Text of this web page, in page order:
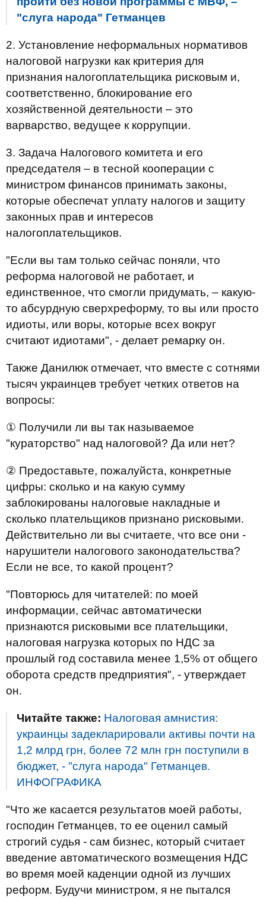
"слуга народа" Гетманцев
2. Установление неформальных нормативов
налоговой нагрузки как критерия для
признания налогоплательщика рисковым и,
соответственно, блокирование его
хозяйственной деятельности – это
варварство, ведущее к коррупции.
3. Задача Налогового комитета и его
председателя – в тесной кооперации с
министром финансов принимать законы,
которые обеспечат уплату налогов и защиту
законных прав и интересов
налогоплательщиков.
"Если вы там только сейчас поняли, что
реформа налоговой не работает, и
единственное, что смогли придумать, – какую-
то абсурдную сверхреформу, то вы или просто
идиоты, или воры, которые всех вокруг
считают идиотами", - делает ремарку он.
Также Данилюк отмечает, что вместе с сотнями
тысяч украинцев требует четких ответов на
вопросы:
① Получили ли вы так называемое
"кураторство" над налоговой? Да или нет?
② Предоставьте, пожалуйста, конкретные
цифры: сколько и на какую сумму
заблокированы налоговые накладные и
сколько плательщиков признано рисковыми.
Действительно ли вы считаете, что все они -
нарушители налогового законодательства?
Если не все, то какой процент?
"Повторюсь для читателей: по моей
информации, сейчас автоматически
признаются рисковыми все плательщики,
налоговая нагрузка которых по НДС за
прошлый год составила менее 1,5% от общего
оборота средств предприятия", - утверждает
он.
Читайте также: Налоговая амнистия:
украинцы задекларировали активы почти на
1,2 млрд грн, более 72 млн грн поступили в
бюджет, - "слуга народа" Гетманцев.
ИНФОГРАФИКА
"Что же касается результатов моей работы,
господин Гетманцев, то ее оценил самый
строгий судья - сам бизнес, который считает
введение автоматического возмещения НДС
во время моей каденции одной из лучших
реформ. Будучи министром, я не пытался